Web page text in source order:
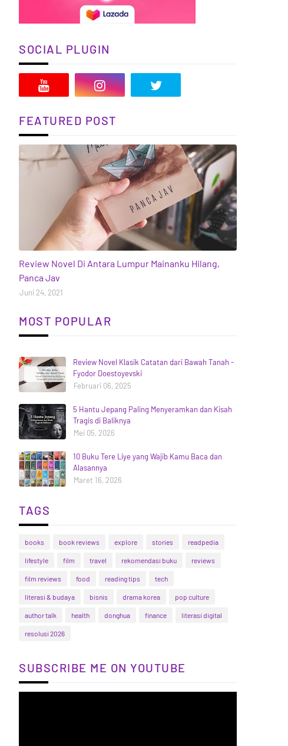
SOCIAL PLUGIN
FEATURED POST
Review Novel Di Antara Lumpur Mainanku Hilang,
Panca Jav
Juni 24, 2021
MOST POPULAR
Review Novel Klasik Catatan dari Bawah Tanah -
Fyodor Doestoyevski
Februari 06, 2025
5 Hantu Jepang Paling Menyeramkan dan Kisah
Tragis di Baliknya
Mei 05, 2026
10 Buku Tere Liye yang Wajib Kamu Baca dan
Alasannya
Maret 16, 2026
TAGS
books book reviews explore stories readpedia
lifestyle film travel rekomendasi buku reviews
film reviews food reading tips tech
literasi & budaya bisnis drama korea pop culture
author talk health donghua finance literasi digital
resolusi 2026
SUBSCRIBE ME ON YOUTUBE